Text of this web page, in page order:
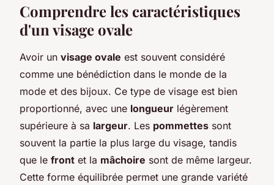
Comprendre les caractéristiques
d'un visage ovale
Avoir un visage ovale est souvent considéré
comme une bénédiction dans le monde de la
mode et des bijoux. Ce type de visage est bien
proportionné, avec une longueur légèrement
supérieure à sa largeur. Les pommettes sont
souvent la partie la plus large du visage, tandis
que le front et la mâchoire sont de même largeur.
Cette forme équilibrée permet une grande variété